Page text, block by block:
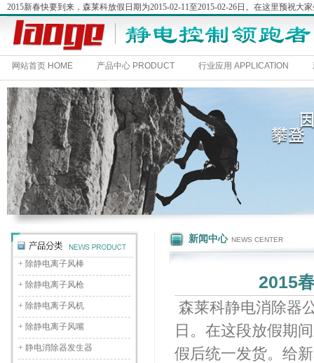
2015新春快要到来，森莱科放假日期为2015-02-11至2015-02-26日。在这里预祝
网站首页 HOME 产品中心 PRODUCT 行业应用 APPLICATION
+ 除静电离子风棒
+ 除静电离子风枪
+ 除静电离子风机
+ 除静电离子风嘴
+ 静电消除器发生器
新闻中心 NEWS CENTER
2015
森莱科静电消除器
日。在这段放假期
假后统一发货。给